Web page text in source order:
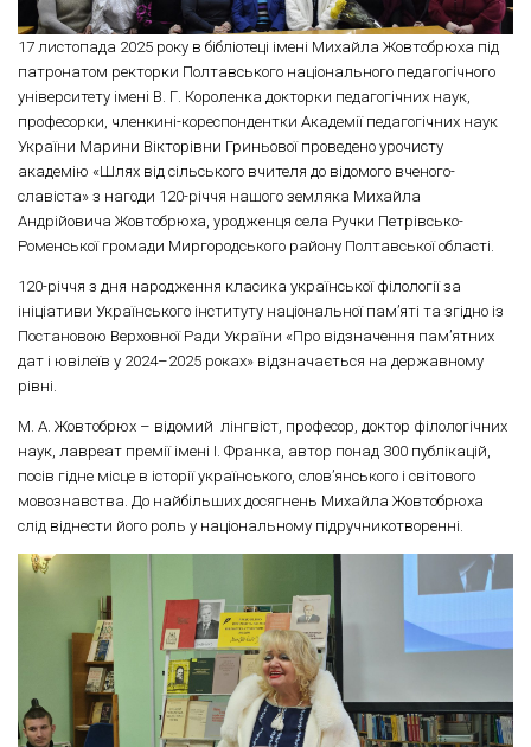
17 листопада 2025 року в бібліотеці імені Михайла Жовтобрюха під
патронатом ректорки Полтавського національного педагогічного
університету імені В. Г. Короленка докторки педагогічних наук,
професорки, членкині-кореспондентки Академії педагогічних наук
України Марини Вікторівни Гриньової проведено урочисту
академію «Шлях від сільського вчителя до відомого вченого-
славіста» з нагоди 120-річчя нашого земляка Михайла
Андрійовича Жовтобрюха, уродженця села Ручки Петрівсько-
Роменської громади Миргородського району Полтавської області.
120-річчя з дня народження класика української філології за
ініціативи Українського інституту національної пам’яті та згідно із
Постановою Верховної Ради України «Про відзначення пам’ятних
дат і ювілеїв у 2024–2025 роках» відзначається на державному
рівні.
М. А. Жовтобрюх – відомий лінгвіст, професор, доктор філологічних
наук, лавреат премії імені І. Франка, автор понад 300 публікацій,
посів гідне місце в історії українського, слов’янського і світового
мовознавства. До найбільших досягнень Михайла Жовтобрюха
слід віднести його роль у національному підручникотворенні.